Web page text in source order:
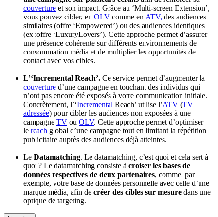
couverture et son impact. Grâce au ‘Multi-screen Extension’,
vous pouvez cibler, en OLV comme en ATV, des audiences
similaires (offre ‘Empowered’) ou des audiences identiques
(ex :offre ‘LuxuryLovers’). Cette approche permet d’assurer
une présence cohérente sur différents environnements de
consommation média et de multiplier les opportunités de
contact avec vos cibles.
L’‘Incremental Reach’. Ce service permet d’augmenter la
couverture d’une campagne en touchant des individus qui
n’ont pas encore été exposés à votre communication initiale.
Concrètement, l’‘Incremental Reach’ utilise l’ATV (TV
adressée) pour cibler les audiences non exposées à une
campagne TV ou OLV. Cette approche permet d’optimiser
le reach global d’une campagne tout en limitant la répétition
publicitaire auprès des audiences déjà atteintes.
Le Datamatching. Le datamatching, c’est quoi et cela sert à
quoi ? Le datamatching consiste à croiser les bases de
données respectives de deux partenaires, comme, par
exemple, votre base de données personnelle avec celle d’une
marque média, afin de créer des cibles sur mesure dans une
optique de targeting.